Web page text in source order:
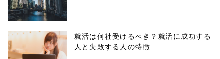
/tapbiz_theme/
parts/sns-
buttons.php on
就活は何社受けるべき？就活に成功する
人と失敗する人の特徴